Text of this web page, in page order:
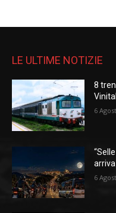
LE ULTIME NOTIZIE
8
6
6